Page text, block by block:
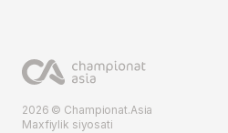
2026 © Championat.Asia
Maxfiylik siyosati